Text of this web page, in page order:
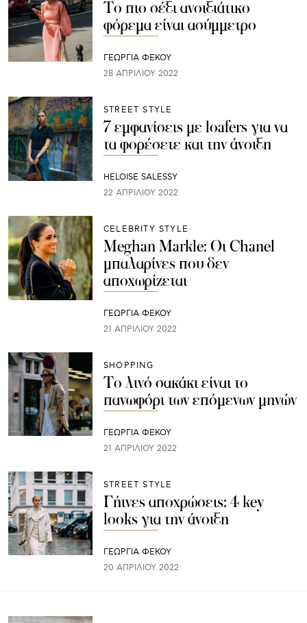
Το πιο σέξι ανοιξιάτικο
φόρεμα είναι ασύμμετρο
ΓΕΩΡΓΙΑ ΦΕΚΟΥ
28 ΑΠΡΙΛΊΟΥ 2022
STREET STYLE
7 εμφανίσεις με loafers για να
τα φορέσετε και την άνοιξη
HELOISE SALESSY
22 ΑΠΡΙΛΊΟΥ 2022
CELEBRITY STYLE
Meghan Markle: Οι Chanel
μπαλαρίνες που δεν
αποχωρίζεται
ΓΕΩΡΓΙΑ ΦΕΚΟΥ
21 ΑΠΡΙΛΊΟΥ 2022
SHOPPING
Το λινό σακάκι είναι το
πανωφόρι των επόμενων μηνών
ΓΕΩΡΓΙΑ ΦΕΚΟΥ
21 ΑΠΡΙΛΊΟΥ 2022
STREET STYLE
Γήινες αποχρώσεις: 4 key
looks για την άνοιξη
ΓΕΩΡΓΙΑ ΦΕΚΟΥ
20 ΑΠΡΙΛΊΟΥ 2022